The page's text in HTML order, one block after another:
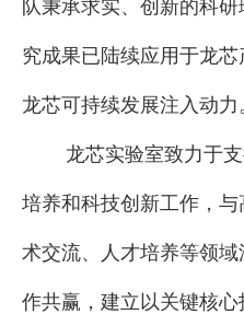
队秉承求实、创新的科
究成果已陆续应用于龙
龙芯可持续发展注入动力
龙芯实验室致力于
培养和科技创新工作，
术交流、人才培养等领
作共赢，建立以关键核